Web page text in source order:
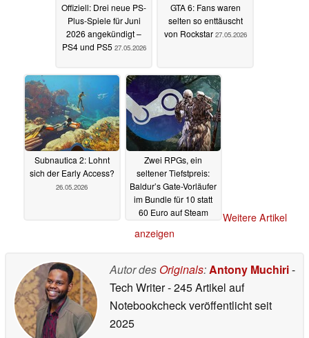
Offiziell: Drei neue PS-
Plus-Spiele für Juni
2026 angekündigt –
PS4 und PS5 27.05.2026
GTA 6: Fans waren
selten so enttäuscht
von Rockstar 27.05.2026
Subnautica 2: Lohnt
sich der Early Access?
26.05.2026
Zwei RPGs, ein
seltener Tiefstpreis:
Baldur’s Gate-Vorläufer
im Bundle für 10 statt
60 Euro auf Steam
Weitere Artikel
anzeigen
Autor des Originals:Antony Muchiri-
Tech Writer- 245 Artikel auf
Notebookcheck veröffentlichtseit
2025